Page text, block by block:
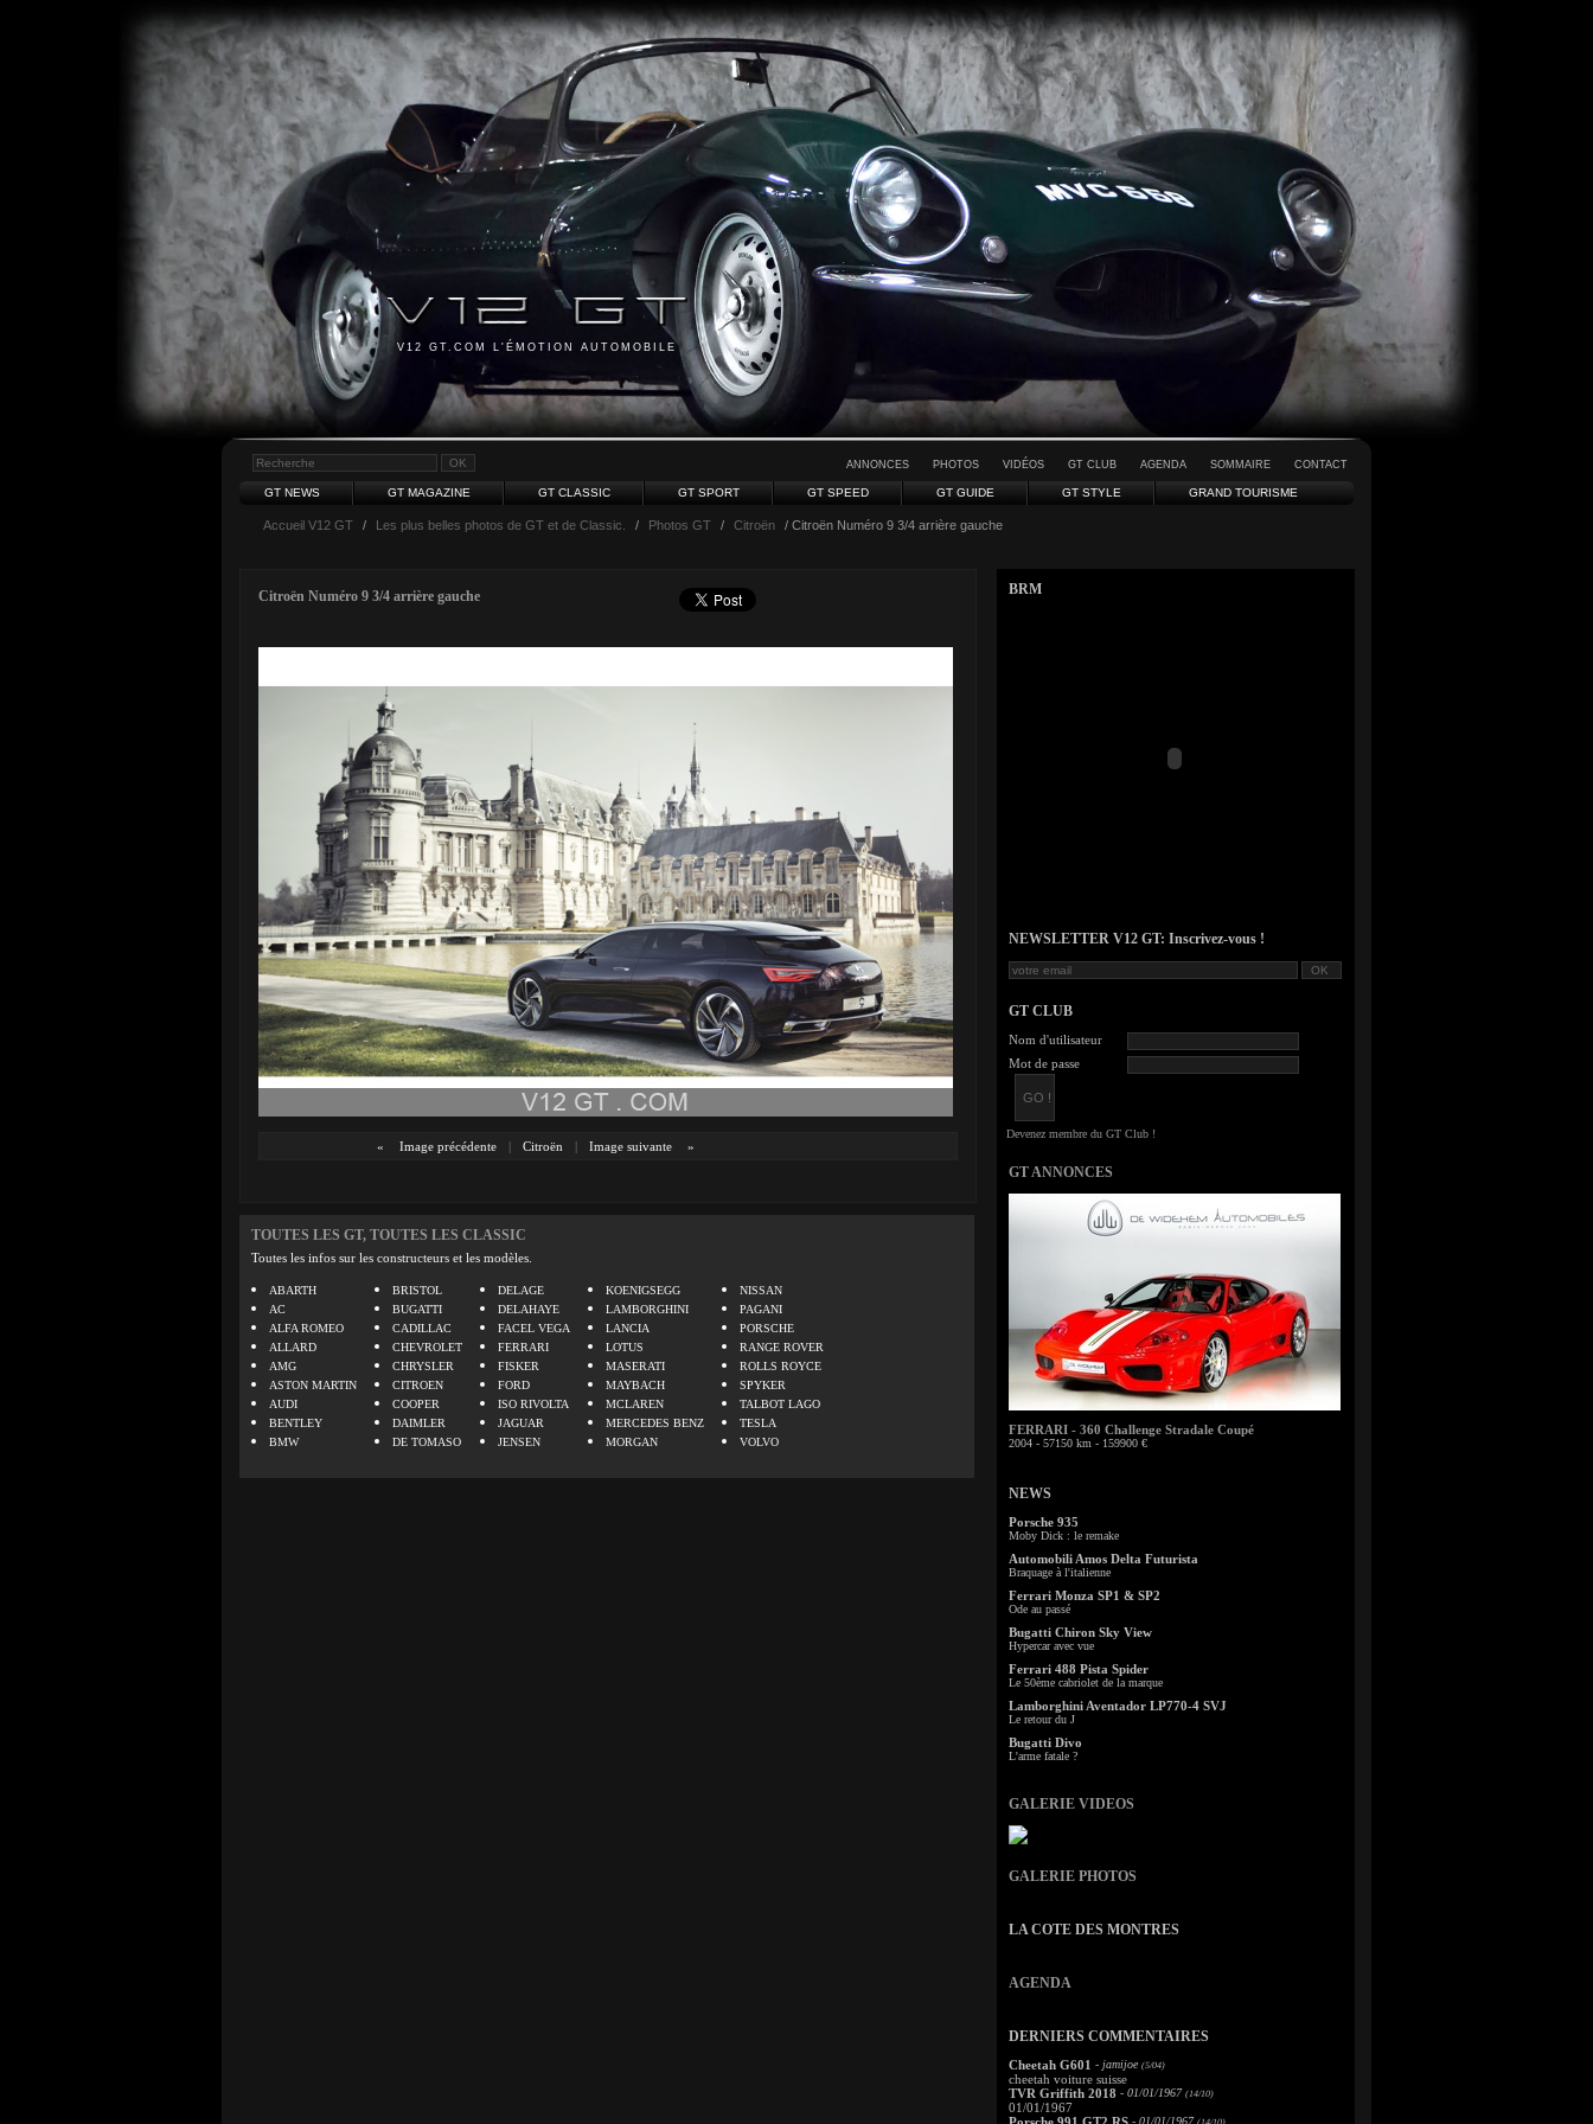
V12 GT.COM L'ÉMOTION AUTOMOBILE
ANNONCES PHOTOS VIDÉOS GT CLUB AGENDA SOMMAIRE CONTACT
GT NEWS GT MAGAZINE GT CLASSIC GT SPORT GT SPEED GT GUIDE GT STYLE GRAND TOURISME
Accueil V12 GT / Les plus belles photos de GT et de Classic. / Photos GT / Citroën / Citroën Numéro 9 3/4 arrière gauche
Citroën Numéro 9 3/4 arrière gauche
« Image précédente | Citroën | Image suivante »
TOUTES LES GT, TOUTES LES CLASSIC
Toutes les infos sur les constructeurs et les modèles.
ABARTH
AC
ALFA ROMEO
ALLARD
AMG
ASTON MARTIN
AUDI
BENTLEY
BMW
BRISTOL
BUGATTI
CADILLAC
CHEVROLET
CHRYSLER
CITROEN
COOPER
DAIMLER
DE TOMASO
DELAGE
DELAHAYE
FACEL VEGA
FERRARI
FISKER
FORD
ISO RIVOLTA
JAGUAR
JENSEN
KOENIGSEGG
LAMBORGHINI
LANCIA
LOTUS
MASERATI
MAYBACH
MCLAREN
MERCEDES BENZ
MORGAN
NISSAN
PAGANI
PORSCHE
RANGE ROVER
ROLLS ROYCE
SPYKER
TALBOT LAGO
TESLA
VOLVO
BRM
NEWSLETTER V12 GT: Inscrivez-vous !
GT CLUB
Nom d'utilisateur
Mot de passe
GT ANNONCES
FERRARI - 360 Challenge Stradale Coupé
2004 - 57150 km - 159900 €
NEWS
Porsche 935
Moby Dick : le remake
Automobili Amos Delta Futurista
Braquage à l'italienne
Ferrari Monza SP1 & SP2
Ode au passé
Bugatti Chiron Sky View
Hypercar avec vue
Ferrari 488 Pista Spider
Le 50ème cabriolet de la marque
Lamborghini Aventador LP770-4 SVJ
Le retour du J
Bugatti Divo
L'arme fatale ?
GALERIE VIDEOS
GALERIE PHOTOS
LA COTE DES MONTRES
AGENDA
DERNIERS COMMENTAIRES
Cheetah G601 - jamijoe (5/04)
cheetah voiture suisse
TVR Griffith 2018 - 01/01/1967 (14/10)
01/01/1967
- 01/01/1967